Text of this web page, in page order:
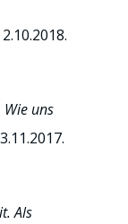
2.10.2018.
uns
Als